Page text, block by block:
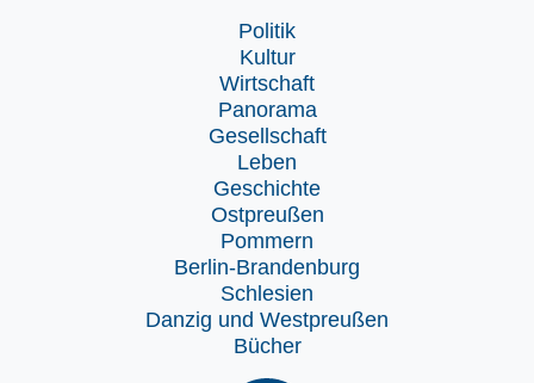
Politik
Kultur
Wirtschaft
Panorama
Gesellschaft
Leben
Geschichte
Ostpreußen
Pommern
Berlin-Brandenburg
Schlesien
Danzig und Westpreußen
Bücher